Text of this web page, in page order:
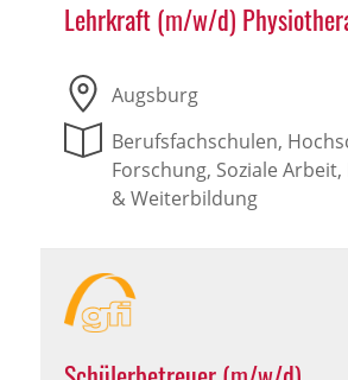
Lehrkraft (m/w/d)
Augsburg
Berufsfachschulen,
Forschung, Soziale
& Weiterbildung